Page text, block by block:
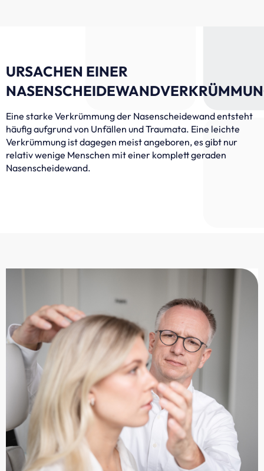
URSACHEN EINER
Eine starke Verkrümmung der Nasenscheidewand entsteht
häufig aufgrund von Unfällen und Traumata. Eine leichte
Verkrümmung ist dagegen meist angeboren, es gibt nur
relativ wenige Menschen mit einer komplett geraden
Nasenscheidewand.